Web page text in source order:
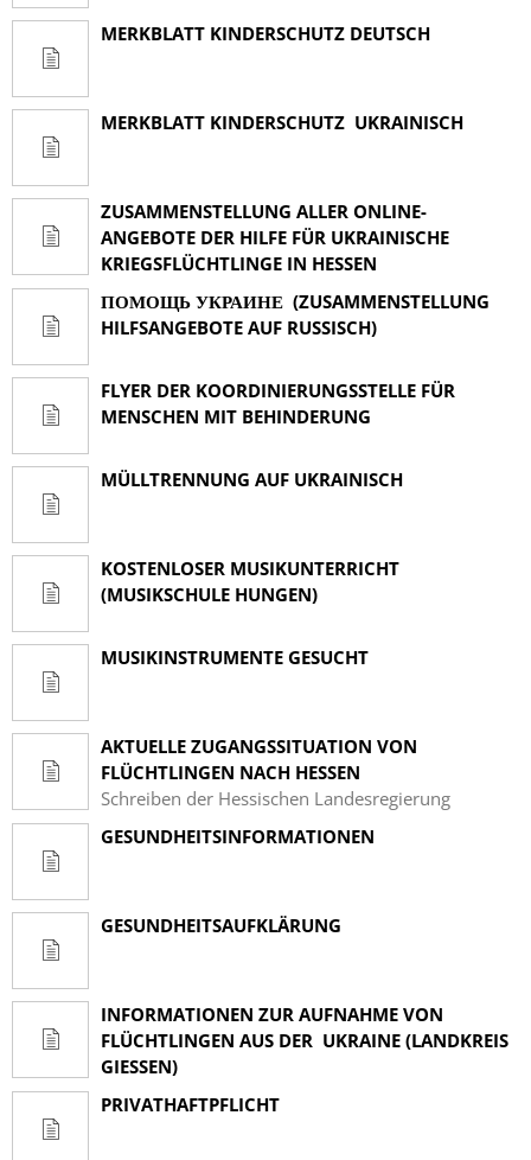
MERKBLATT KINDERSCHUTZ DEUTSCH
MERKBLATT KINDERSCHUTZ UKRAINISCH
ZUSAMMENSTELLUNG ALLER ONLINE-
ANGEBOTE DER HILFE FÜR UKRAINISCHE
KRIEGSFLÜCHTLINGE IN HESSEN
ПОМОЩЬ УКРАИНЕ (ZUSAMMENSTELLUNG
HILFSANGEBOTE AUF RUSSISCH)
FLYER DER KOORDINIERUNGSSTELLE FÜR
MENSCHEN MIT BEHINDERUNG
MÜLLTRENNUNG AUF UKRAINISCH
KOSTENLOSER MUSIKUNTERRICHT
(MUSIKSCHULE HUNGEN)
MUSIKINSTRUMENTE GESUCHT
AKTUELLE ZUGANGSSITUATION VON
FLÜCHTLINGEN NACH HESSEN
Schreiben der Hessischen Landesregierung
GESUNDHEITSINFORMATIONEN
GESUNDHEITSAUFKLÄRUNG
INFORMATIONEN ZUR AUFNAHME VON
FLÜCHTLINGEN AUS DER UKRAINE (LANDKREIS
GIESSEN)
PRIVATHAFTPFLICHT